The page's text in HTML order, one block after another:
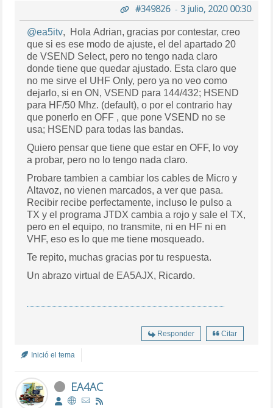
#349826- 3 julio, 2020 00:30
@ea5itv, Hola Adrian, gracias por contestar, creo
que si es ese modo de ajuste, el del apartado 20
de VSEND Select, pero no tengo nada claro
donde tiene que quedar ajustado. Esta claro que
no me sirve el UHF Only, pero ya no veo como
dejarlo, si en ON, VSEND para 144/432; HSEND
para HF/50 Mhz. (default), o por el contrario hay
que ponerlo en OFF , que pone VSEND no se
usa; HSEND para todas las bandas.
Quiero pensar que tiene que estar en OFF, lo voy
a probar, pero no lo tengo nada claro.
Probare tambien a cambiar los cables de Micro y
Altavoz, no vienen marcados, a ver que pasa.
Recibir recibe perfectamente, incluso le pulso a
TX y el programa JTDX cambia a rojo y sale el TX,
pero en el equipo, no transmite, ni en HF ni en
VHF, eso es lo que me tiene mosqueado.
Te repito, muchas gracias por tu respuesta.
Un abrazo virtual de EA5AJX, Ricardo.
Responder Citar
Inició el tema
EA4AC